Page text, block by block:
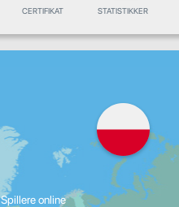
CERTIFIKAT STATISTIKKER
Spillere online